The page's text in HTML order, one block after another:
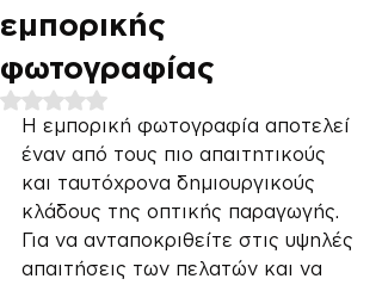
εμπορικής
φωτογραφίας
Βαθμολογήθηκε με NaN από 5 αστέρια.
Η εμπορική φωτογραφία αποτελεί
έναν από τους πιο απαιτητικούς
και ταυτόχρονα δημιουργικούς
κλάδους της οπτικής παραγωγής.
Για να ανταποκριθείτε στις υψηλές
απαιτήσεις των πελατών και να